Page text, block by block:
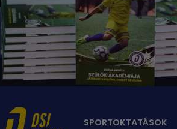
SPORTOKTATÁSOK